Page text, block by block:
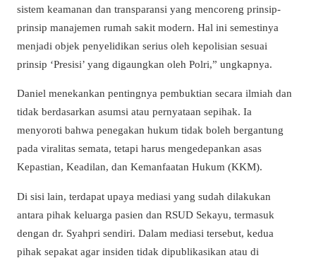
sistem keamanan dan transparansi yang mencoreng prinsip-
prinsip manajemen rumah sakit modern. Hal ini semestinya
menjadi objek penyelidikan serius oleh kepolisian sesuai
prinsip ‘Presisi’ yang digaungkan oleh Polri,” ungkapnya.
Daniel menekankan pentingnya pembuktian secara ilmiah dan
tidak berdasarkan asumsi atau pernyataan sepihak. Ia
menyoroti bahwa penegakan hukum tidak boleh bergantung
pada viralitas semata, tetapi harus mengedepankan asas
Kepastian, Keadilan, dan Kemanfaatan Hukum (KKM).
Di sisi lain, terdapat upaya mediasi yang sudah dilakukan
antara pihak keluarga pasien dan RSUD Sekayu, termasuk
dengan dr. Syahpri sendiri. Dalam mediasi tersebut, kedua
pihak sepakat agar insiden tidak dipublikasikan atau di